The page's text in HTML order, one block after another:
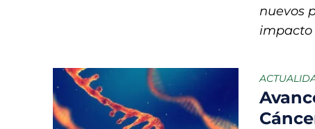
Residuos del
nuevos
impacto